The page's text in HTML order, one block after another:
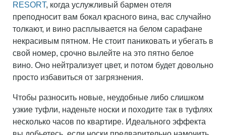
RESORT, когда услужливый бармен отеля
преподносит вам бокал красного вина, вас случайно
толкают, и вино расплывается на белом сарафане
некрасивым пятном. Не стоит паниковать и убегать в
свой номер, срочно вылейте на это пятно белое
вино. Оно нейтрализует цвет, и потом будет довольно
просто избавиться от загрязнения.
Чтобы разносить новые, неудобные либо слишком
узкие туфли, наденьте носки и походите так в туфлях
несколько часов по квартире. Идеального эффекта